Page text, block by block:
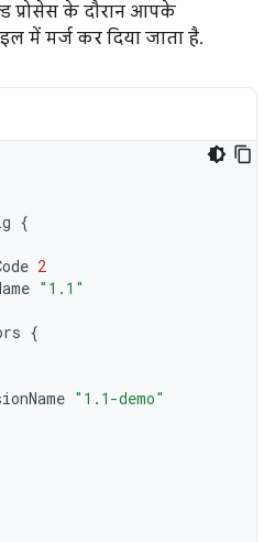
प्रोसेस के दौरान आपके
में मर्ज कर दिया जाता है.
{
2
"1.1"
{
"1.1-demo"